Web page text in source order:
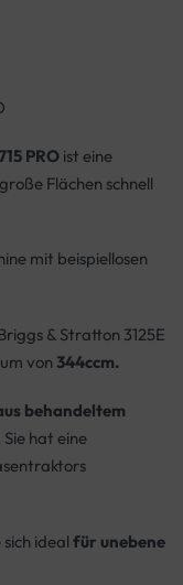
PRO ist eine
Flächen schnell
mit beispiellosen
& Stratton 3125E
von 344ccm.
behandeltem
hat eine
ideal für unebene